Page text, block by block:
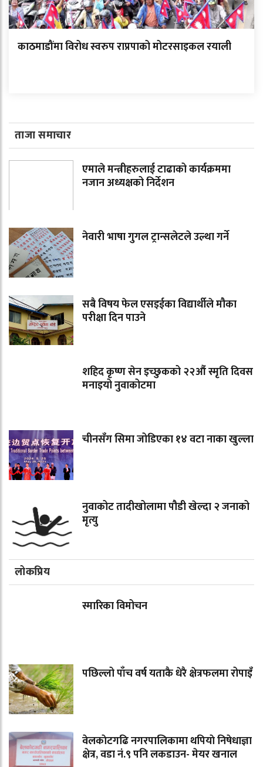
काठमाडौंमा विरोध स्वरुप राप्रपाको मोटरसाइकल रयाली
ताजा समाचार
एमाले मन्त्रीहरुलाई टाढाको कार्यक्रममा
नजान अध्यक्षको निर्देशन
नेवारी भाषा गुगल ट्रान्सलेटले उल्था गर्ने
सबै विषय फेल एसइईका विद्यार्थीले मौका
परीक्षा दिन पाउने
शहिद कृष्ण सेन इच्छुकको २२औं स्मृति दिवस
मनाइयो नुवाकोटमा
चीनसँग सिमा जोडिएका १४ वटा नाका खुल्ला
नुवाकोट तादीखोलामा पौडी खेल्दा २ जनाको
मृत्यु
लोकप्रिय
स्मारिका विमोचन
पछिल्लो पाँच वर्ष यताकै धेरै क्षेत्रफलमा रोपाइँ
वेलकाेटगढि नगरपालिकामा थपियाे निषेधाज्ञा
क्षेत्र, वडा नं.९ पनि लकडाउन- मेयर खनाल